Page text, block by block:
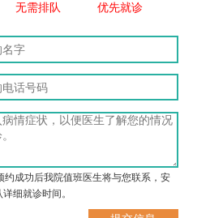
无需排队 优先就诊
约成功后我院值班医生将与您联系，安
细就诊时间。